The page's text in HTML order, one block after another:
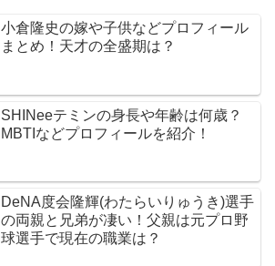
小倉隆史の嫁や子供などプロフィール
まとめ！天才の全盛期は？
SHINeeテミンの身長や年齢は何歳？
MBTIなどプロフィールを紹介！
DeNA度会隆輝(わたらいりゅうき)選手
の両親と兄弟が凄い！父親は元プロ野
球選手で現在の職業は？